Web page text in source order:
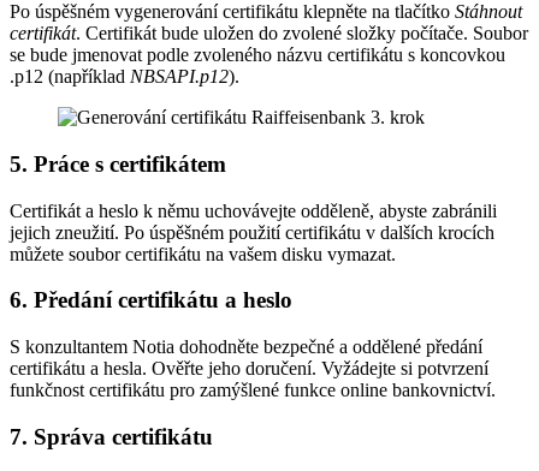
Po úspěšném vygenerování certifikátu klepněte na tlačítko Stáhnout
certifikát. Certifikát bude uložen do zvolené složky počítače. Soubor
se bude jmenovat podle zvoleného názvu certifikátu s koncovkou
.p12 (například NBSAPI.p12).
5. Práce s certifikátem
Certifikát a heslo k němu uchovávejte odděleně, abyste zabránili
jejich zneužití. Po úspěšném použití certifikátu v dalších krocích
můžete soubor certifikátu na vašem disku vymazat.
6. Předání certifikátu a heslo
S konzultantem Notia dohodněte bezpečné a oddělené předání
certifikátu a hesla. Ověřte jeho doručení. Vyžádejte si potvrzení
funkčnost certifikátu pro zamýšlené funkce online bankovnictví.
7. Správa certifikátu